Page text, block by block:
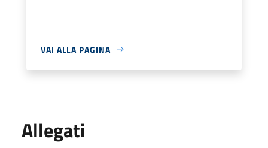
VAI ALLA PAGINA
Allegati